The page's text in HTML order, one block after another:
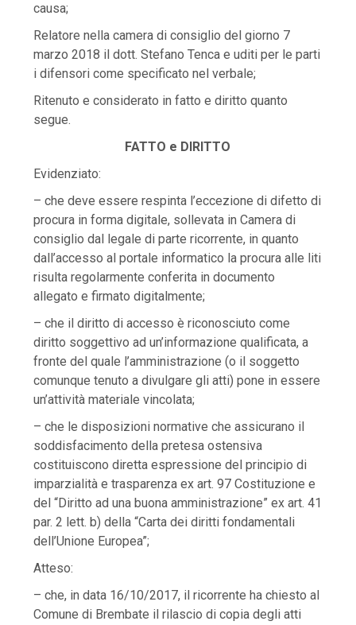
causa;
Relatore nella camera di consiglio del giorno 7
marzo 2018 il dott. Stefano Tenca e uditi per le parti
i difensori come specificato nel verbale;
Ritenuto e considerato in fatto e diritto quanto
segue.
FATTO e DIRITTO
Evidenziato:
– che deve essere respinta l’eccezione di difetto di
procura in forma digitale, sollevata in Camera di
consiglio dal legale di parte ricorrente, in quanto
dall’accesso al portale informatico la procura alle liti
risulta regolarmente conferita in documento
allegato e firmato digitalmente;
– che il diritto di accesso è riconosciuto come
diritto soggettivo ad un’informazione qualificata, a
fronte del quale l’amministrazione (o il soggetto
comunque tenuto a divulgare gli atti) pone in essere
un’attività materiale vincolata;
– che le disposizioni normative che assicurano il
soddisfacimento della pretesa ostensiva
costituiscono diretta espressione del principio di
imparzialità e trasparenza ex art. 97 Costituzione e
del “Diritto ad una buona amministrazione” ex art. 41
par. 2 lett. b) della “Carta dei diritti fondamentali
dell’Unione Europea”;
Atteso:
– che, in data 16/10/2017, il ricorrente ha chiesto al
Comune di Brembate il rilascio di copia degli atti